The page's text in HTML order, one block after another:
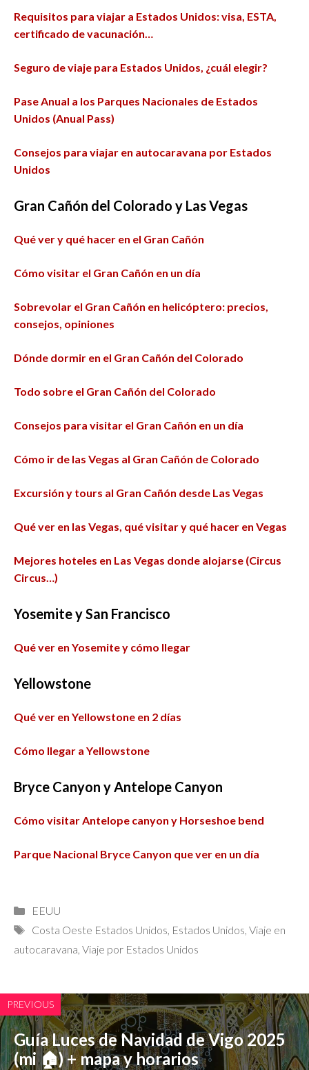
Requisitos para viajar a Estados Unidos: visa, ESTA,
certificado de vacunación…
Seguro de viaje para Estados Unidos, ¿cuál elegir?
Pase Anual a los Parques Nacionales de Estados
Unidos (Anual Pass)
Consejos para viajar en autocaravana por Estados
Unidos
Gran Cañón del Colorado y Las Vegas
Qué ver y qué hacer en el Gran Cañón
Cómo visitar el Gran Cañón en un día
Sobrevolar el Gran Cañón en helicóptero: precios,
consejos, opiniones
Dónde dormir en el Gran Cañón del Colorado
Todo sobre el Gran Cañón del Colorado
Consejos para visitar el Gran Cañón en un día
Cómo ir de las Vegas al Gran Cañón de Colorado
Excursión y tours al Gran Cañón desde Las Vegas
Qué ver en las Vegas, qué visitar y qué hacer en Vegas
Mejores hoteles en Las Vegas donde alojarse (Circus
Circus…)
Yosemitey San Francisco
Qué ver en Yosemite y cómo llegar
Yellowstone
Qué ver en Yellowstone en 2 días
Cómo llegar a Yellowstone
Bryce Canyon y Antelope Canyon
Cómo visitar Antelope canyon y Horseshoe bend
Parque Nacional Bryce Canyon que ver en un día
Categorías
EEUU
Etiquetas
Costa Oeste Estados Unidos, Estados Unidos, Viaje en
autocaravana, Viaje por Estados Unidos
PREVIOUS
Guía Luces de Navidad de Vigo 2025
(mi 🏠) + mapa y horarios